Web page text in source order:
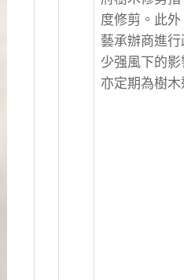
度修剪。此
藝承辦商進
少强風下的
亦定期為樹